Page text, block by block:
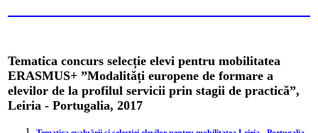
Tematica concurs selecție elevi pentru mobilitatea
ERASMUS+ ”Modalități europene de formare a
elevilor de la profilul servicii prin stagii de practică”,
Leiria - Portugalia, 2017